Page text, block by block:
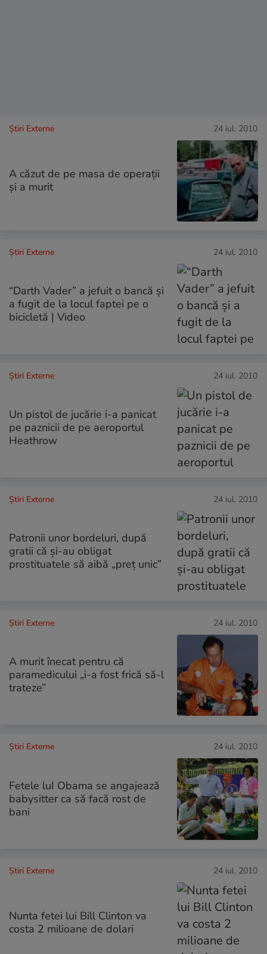
Știri Externe 24 iul. 2010
A căzut de pe masa de operaţii
şi a murit
Știri Externe 24 iul. 2010
“Darth Vader” a jefuit o bancă şi
a fugit de la locul faptei pe o
bicicletă | Video
Știri Externe 24 iul. 2010
Un pistol de jucărie i-a panicat
pe paznicii de pe aeroportul
Heathrow
Știri Externe 24 iul. 2010
Patronii unor bordeluri, după
gratii că şi-au obligat
prostituatele să aibă „preţ unic”
Știri Externe 24 iul. 2010
A murit înecat pentru că
paramedicului „i-a fost frică să-l
trateze”
Știri Externe 24 iul. 2010
Fetele luI Obama se angajează
babysitter ca să facă rost de
bani
Știri Externe 24 iul. 2010
Nunta fetei lui Bill Clinton va
costa 2 milioane de dolari